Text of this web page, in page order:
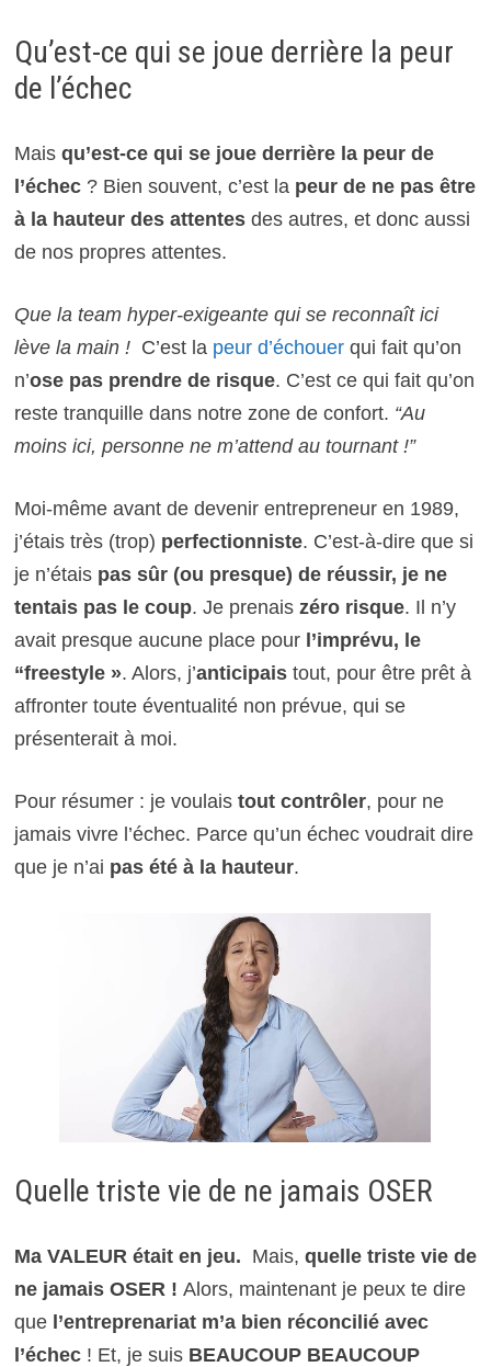
Qu’est-ce qui se joue derrière la peur
de l’échec
Mais qu’est-ce qui se joue derrière la peur de
l’échec? Bien souvent, c’est la peur de ne pas être
à la hauteur des attentesdes autres, et donc aussi
de nos propres attentes.
Que la team hyper-exigeante qui se reconnaît ici
lève la main !C’est la peur d’échouerqui fait qu’on
n’ose pas prendre de risque. C’est ce qui fait qu’on
reste tranquille dans notre zone de confort. “Au
moins ici, personne ne m’attend au tournant !”
Moi-même avant de devenir entrepreneur en 1989,
j’étais très (trop) perfectionniste. C’est-à-dire que si
je n’étais pas sûr (ou presque) de réussir, je ne
tentais pas le coup. Je prenais zéro risque. Il n’y
avait presque aucune place pour l’imprévu, le
“freestyle ». Alors, j’anticipais tout, pour être prêt à
affronter toute éventualité non prévue, qui se
présenterait à moi.
Pour résumer : je voulais tout contrôler, pour ne
jamais vivre l’échec. Parce qu’un échec voudrait dire
que je n’ai pas été à la hauteur.
Quelle triste vie de ne jamais OSER
Ma VALEUR était en jeu. Mais, quelle triste vie de
ne jamais OSER ! Alors, maintenant je peux te dire
que l’entreprenariat m’a bien réconcilié avec
l’échec! Et, je suis BEAUCOUP BEAUCOUP